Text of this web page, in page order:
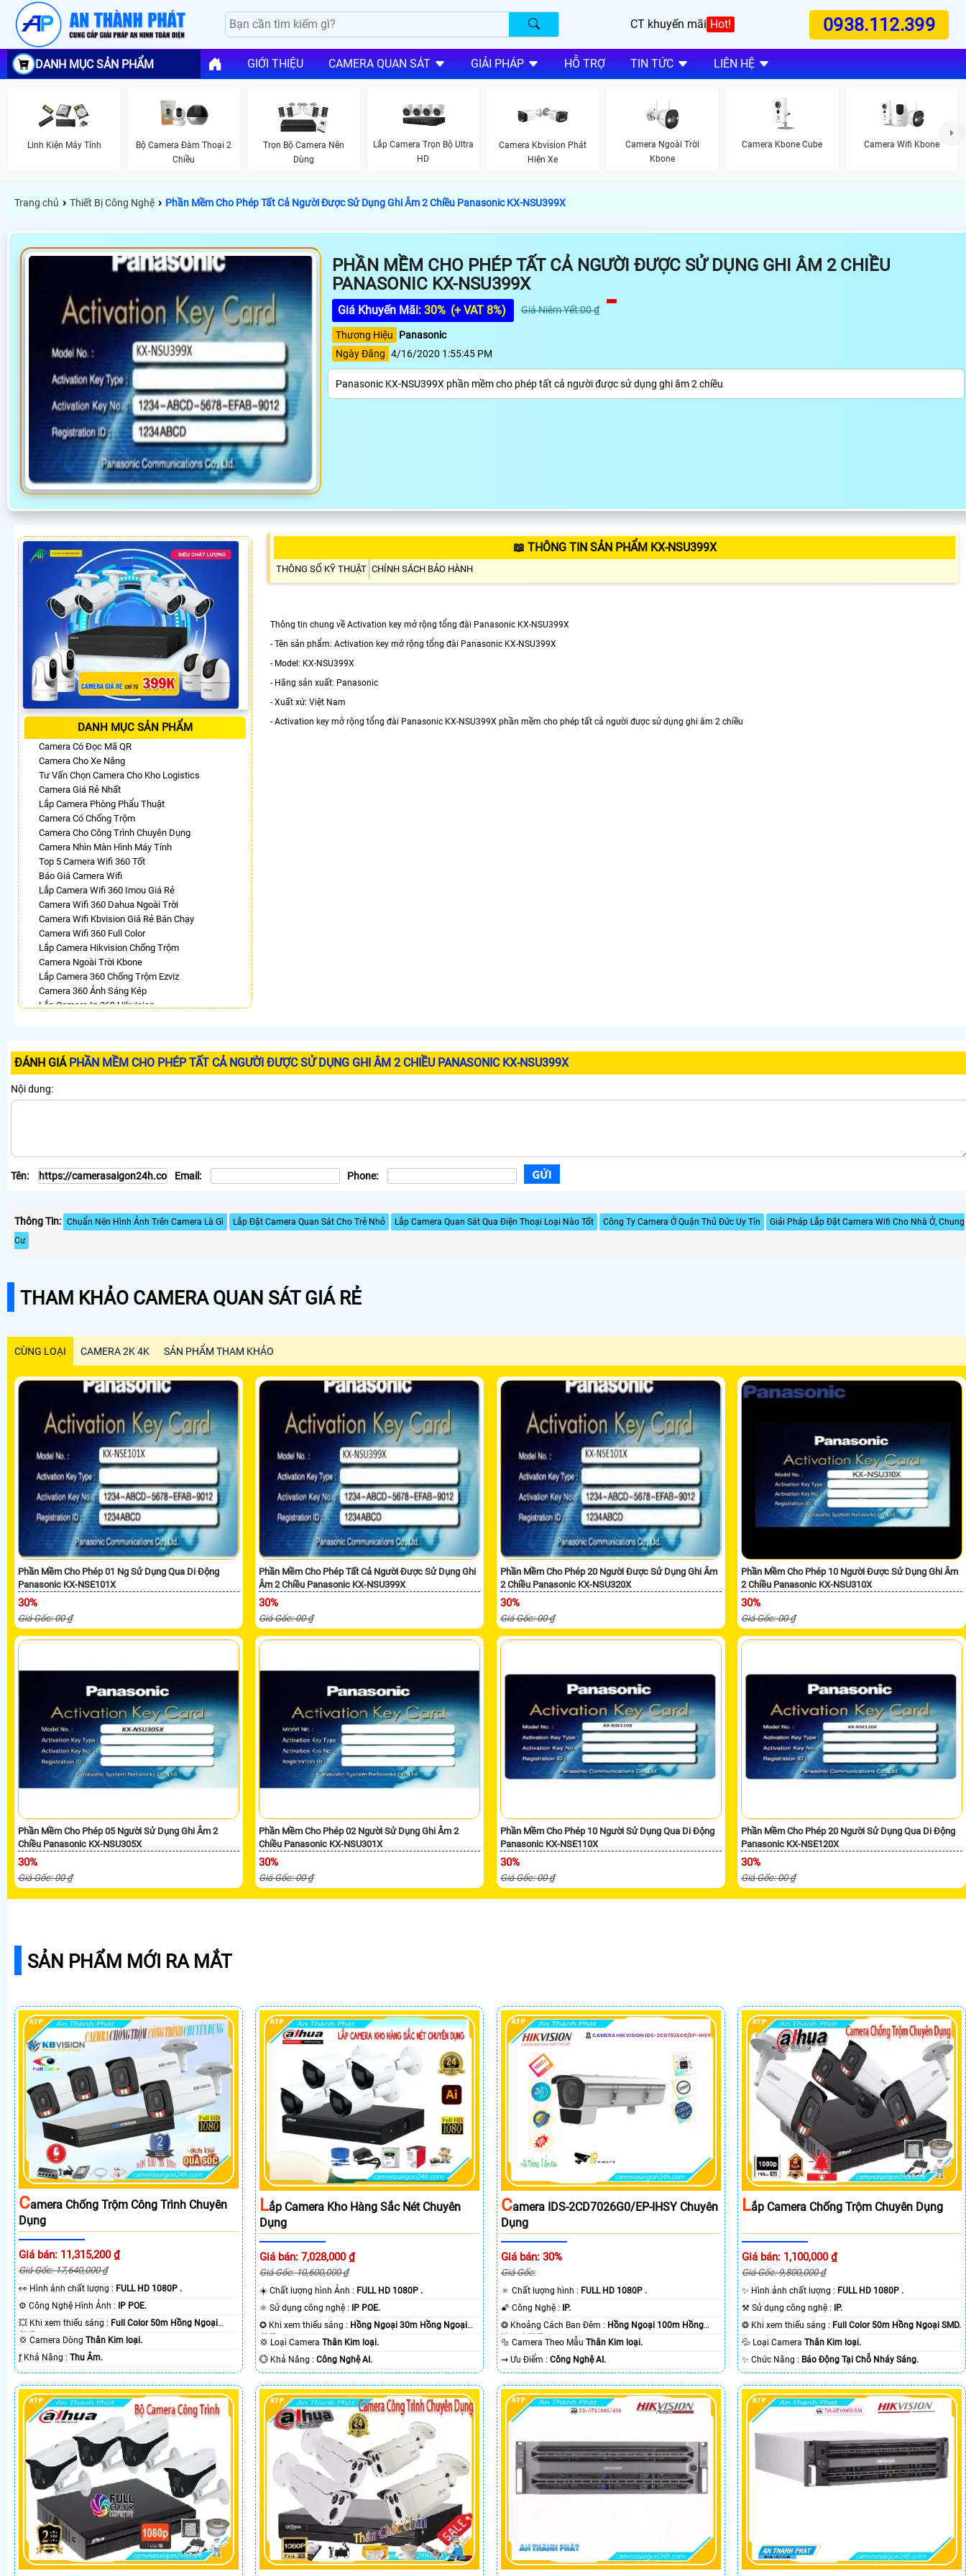
CT khuyến mãi Hot! 0938.112.399
DANH MỤC SẢN PHẨM GIỚI THIỆU CAMERA QUAN SÁT GIẢI PHÁP HỖ TRỢ TIN TỨC LIÊN HỆ
Linh Kiện Máy Tính
Bộ Camera Đàm Thoại 2
Chiều
Trọn Bộ Camera Nên
Dùng
Lắp Camera Trọn Bộ Ultra
HD
Camera Kbvision Phát
Hiện Xe
Camera Ngoài Trời
Kbone
Camera Kbone Cube Camera Wifi Kbone
Trang chủ › Thiết Bị Công Nghệ › Phần Mềm Cho Phép Tất Cả Người Được Sử Dụng Ghi Âm 2 Chiều Panasonic KX-NSU399X
PHẦN MỀM CHO PHÉP TẤT CẢ NGƯỜI ĐƯỢC SỬ DỤNG GHI ÂM 2 CHIỀU
PANASONIC KX-NSU399X
Giá Khuyến Mãi: 30% (+ VAT 8%) Giá Niêm Yết:00 ₫
Thương Hiệu
Panasonic
Ngày Đăng 4/16/2020 1:55:45 PM
Panasonic KX-NSU399X phần mềm cho phép tất cả người được sử dụng ghi âm 2 chiều
DANH MỤC SẢN PHẨM
Camera Có Đọc Mã QR
Camera Cho Xe Nâng
Tư Vấn Chọn Camera Cho Kho Logistics
Camera Giá Rẻ Nhất
Lắp Camera Phòng Phẩu Thuật
Camera Có Chống Trộm
Camera Cho Công Trình Chuyên Dụng
Camera Nhìn Màn Hình Máy Tính
Top 5 Camera Wifi 360 Tốt
Báo Giá Camera Wifi
Lắp Camera Wifi 360 Imou Giá Rẻ
Camera Wifi 360 Dahua Ngoài Trời
Camera Wifi Kbvision Giá Rẻ Bán Chạy
Camera Wifi 360 Full Color
Lắp Camera Hikvision Chống Trộm
Camera Ngoài Trời Kbone
Lắp Camera 360 Chống Trộm Ezviz
Camera 360 Ánh Sáng Kép
Lắp Camera Ip 360 Hikvision
Lắp Camera Wifi 360 Full Color Hikvision
Camera 360 Báo Động Kbvision
LẮP CAMERA THEO NHU CẦU
Lắp Camera Cửa Hàng Giá Rẻ
Camera 360 Giá Rẻ
📖 THÔNG TIN SẢN PHẨM KX-NSU399X
THÔNG SỐ KỸ THUẬT CHÍNH SÁCH BẢO HÀNH
Thông tin chung về Activation key mở rộng tổng đài Panasonic KX-NSU399X
- Tên sản phẩm: Activation key mở rộng tổng đài Panasonic KX-NSU399X
- Model: KX-NSU399X
- Hãng sản xuất: Panasonic
- Xuất xứ: Việt Nam
- Activation key mở rộng tổng đài Panasonic KX-NSU399X phần mềm cho phép tất cả người được sử dụng ghi âm 2 chiều
ĐÁNH GIÁ PHẦN MỀM CHO PHÉP TẤT CẢ NGƯỜI ĐƯỢC SỬ DỤNG GHI ÂM 2 CHIỀU PANASONIC KX-NSU399X
Nội dung:
Tên: Email: Phone:
Thông Tin: Chuẩn Nén Hình Ảnh Trên Camera Là Gì Lắp Đặt Camera Quan Sát Cho Trẻ Nhỏ Lắp Camera Quan Sát Qua Điện Thoại Loại Nào Tốt Công Ty Camera Ở Quận Thủ Đức Uy Tín
Giải Pháp Lắp Đặt Camera Wifi Cho Nhà Ở, Chung
Cư
THAM KHẢO CAMERA QUAN SÁT GIÁ RẺ
CÙNG LOẠI CAMERA 2K 4K SẢN PHẨM THAM KHẢO
Phần Mềm Cho Phép 01 Ng Sử Dụng Qua Di Động
Panasonic KX-NSE101X
30%
Giá Gốc: 00 ₫
Phần Mềm Cho Phép Tất Cả Người Được Sử Dụng Ghi
Âm 2 Chiều Panasonic KX-NSU399X
30%
Giá Gốc: 00 ₫
Phần Mềm Cho Phép 20 Người Được Sử Dụng Ghi Âm
2 Chiều Panasonic KX-NSU320X
30%
Giá Gốc: 00 ₫
Phần Mềm Cho Phép 10 Người Được Sử Dụng Ghi Âm
2 Chiều Panasonic KX-NSU310X
30%
Giá Gốc: 00 ₫
Phần Mềm Cho Phép 05 Người Sử Dụng Ghi Âm 2
Chiều Panasonic KX-NSU305X
30%
Giá Gốc: 00 ₫
Phần Mềm Cho Phép 02 Người Sử Dụng Ghi Âm 2
Chiều Panasonic KX-NSU301X
30%
Giá Gốc: 00 ₫
Phần Mềm Cho Phép 10 Người Sử Dụng Qua Di Động
Panasonic KX-NSE110X
30%
Giá Gốc: 00 ₫
Phần Mềm Cho Phép 20 Người Sử Dụng Qua Di Động
Panasonic KX-NSE120X
30%
Giá Gốc: 00 ₫
SẢN PHẨM MỚI RA MẮT
CAmera Chống Trộm Công Trình Chuyên
Dụng
Giá bán: 11,315,200 ₫
Giá Gốc: 17,640,000 ₫
️👀 Hình ảnh chất lượng : FULL HD 1080P .
⚙ Công Nghệ Hình Ảnh :
IP POE.
💥 Khi xem thiếu sáng : Full Color 50m Hồng Ngoại
SMD.💢 Camera Dòng Thân Kim loại.
️ƒ Khả Năng : Thu Âm.
LẮp Camera Kho Hàng Sắc Nét Chuyên
Dụng
Giá bán: 7,028,000 ₫
Giá Gốc: 10,600,000 ₫
☀️ Chất lượng hình Ảnh : FULL HD 1080P .
⚛️ Sử dụng công nghệ :
IP POE.
✪ Khi xem thiếu sáng : Hồng Ngoại 30m Hồng Ngoại
SMD.💢 Loại CameraThân Kim loại.
️💮 Khả Năng :Công Nghệ AI.
CAmera IDS-2CD7026G0/EP-IHSY Chuyên
Dụng
Giá bán: 30%
Giá Gốc:
🔅 Chất lượng hình : FULL HD 1080P .
🌠 Công Nghệ :
IP.
❂ Khoảng Cách Ban Đêm : Hồng Ngoại 100m Hồng
Ngoại SMD.
🔩 Camera Theo Mẫu Thân Kim loại.
️⇝ Ưu Điểm : Công Nghệ AI.
LẮp Camera Chống Trộm Chuyên Dụng
Giá bán: 1,100,000 ₫
Giá Gốc: 9,800,000 ₫
✨ Hình ảnh chất lượng : FULL HD 1080P .
⚒ Sử dụng công nghệ :
IP.
❂ Khi xem thiếu sáng : Full Color 50m Hồng Ngoại SMD.
💦 Loại CameraThân Kim loại.
️✨ Chức Năng : Báo Động Tại Chỗ Nháy Sáng.